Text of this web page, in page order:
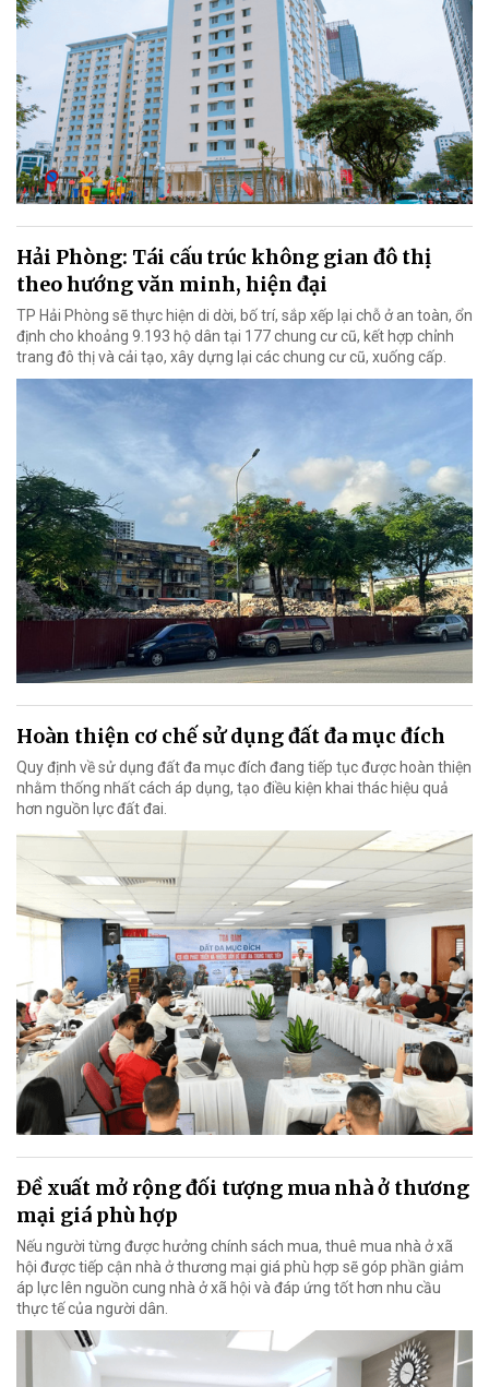
Hải Phòng: Tái cấu trúc không gian đô thị
theo hướng văn minh, hiện đại
TP Hải Phòng sẽ thực hiện di dời, bố trí, sắp xếp lại chỗ ở an toàn, ổn
định cho khoảng 9.193 hộ dân tại 177 chung cư cũ, kết hợp chỉnh
trang đô thị và cải tạo, xây dựng lại các chung cư cũ, xuống cấp.
Hoàn thiện cơ chế sử dụng đất đa mục đích
Quy định về sử dụng đất đa mục đích đang tiếp tục được hoàn thiện
nhằm thống nhất cách áp dụng, tạo điều kiện khai thác hiệu quả
hơn nguồn lực đất đai.
Đề xuất mở rộng đối tượng mua nhà ở thương
mại giá phù hợp
Nếu người từng được hưởng chính sách mua, thuê mua nhà ở xã
hội được tiếp cận nhà ở thương mại giá phù hợp sẽ góp phần giảm
áp lực lên nguồn cung nhà ở xã hội và đáp ứng tốt hơn nhu cầu
thực tế của người dân.